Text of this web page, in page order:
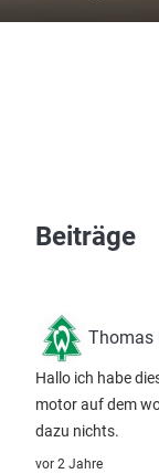
Beiträge
Thomas
Hallo ich habe
motor auf dem
dazu nichts.
vor 2 Jahre